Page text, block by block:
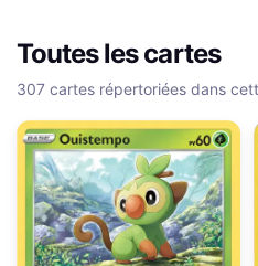
Toutes les cartes
307 cartes répertoriées dans